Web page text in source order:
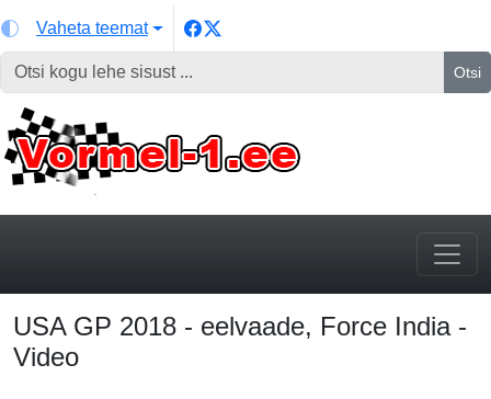
Vaheta teemat
Otsi
USA GP 2018 - eelvaade, Force India -
Video